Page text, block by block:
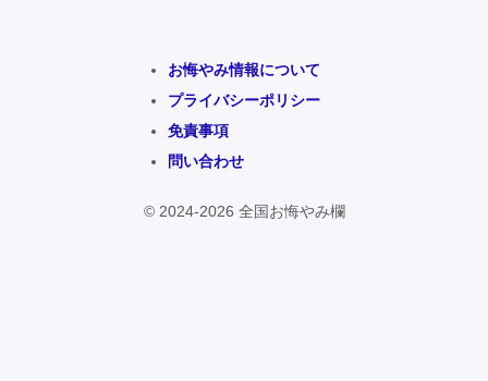
お悔やみ情報について
プライバシーポリシー
免責事項
問い合わせ
© 2024-2026 全国お悔やみ欄